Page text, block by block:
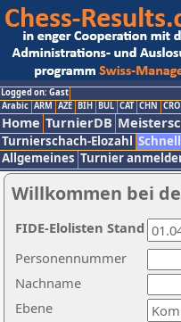
Logged on: Gast
Arabic ARM AZE BIH BUL CAT CHN CRO
Home TurnierDB
Turnierschach-Elozahl
Allgemeines Turnier
Willkommen bei
Nachname
Ebene
Personennummer
FIDE-Elolisten Stand